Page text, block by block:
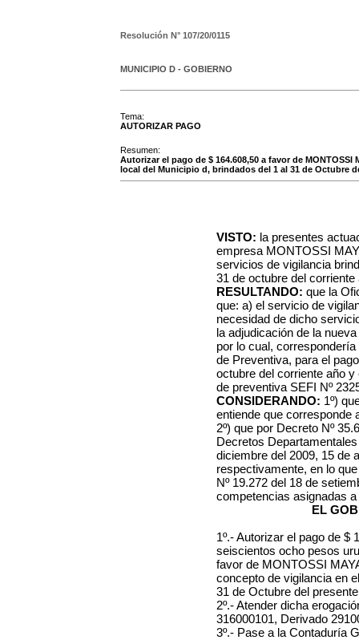
Resolución N° 107/20/0115
MUNICIPIO D - GOBIERNO
Tema:
AUTORIZAR PAGO
Resumen:
Autorizar el pago de $ 164.608,50 a favor de
local del Municipio d, brindados del 1 al 31 de Octubre
VISTO: la presentes
empresa MONTOSSI
servicios de vigilancia
31 de octubre del corriente
RESULTANDO: que la
que: a) el servicio de
necesidad de dicho
la adjudicación de la
por lo cual,
de Preventiva, para el
octubre del corriente año
de preventiva SEFI Nº
CONSIDERANDO: 1º)
entiende que corresponde
2º) que por Decreto Nº
Decretos
diciembre del 2009, 15 de
respectivamente, en lo
Nº 19.272 del 18 de
competencias asignadas
EL
1º.- Autorizar el pago de $
seiscientos ocho pesos
favor de MONTOSSI
concepto de vigilancia en
31 de Octubre del
2º.- Atender dicha
316000101, Derivado
3º.- Pase a la Contaduría